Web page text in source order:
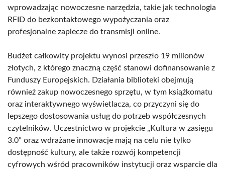
wprowadzając nowoczesne narzędzia, takie jak technologia
RFID do bezkontaktowego wypożyczania oraz
profesjonalne zaplecze do transmisji online.
Budżet całkowity projektu wynosi przeszło 19 milionów
złotych, z którego znaczną część stanowi dofinansowanie z
Funduszy Europejskich. Działania biblioteki obejmują
również zakup nowoczesnego sprzętu, w tym książkomatu
oraz interaktywnego wyświetlacza, co przyczyni się do
lepszego dostosowania usług do potrzeb współczesnych
czytelników. Uczestnictwo w projekcie „Kultura w zasięgu
3.0” oraz wdrażane innowacje mają na celu nie tylko
dostępność kultury, ale także rozwój kompetencji
cyfrowych wśród pracowników instytucji oraz wsparcie dla